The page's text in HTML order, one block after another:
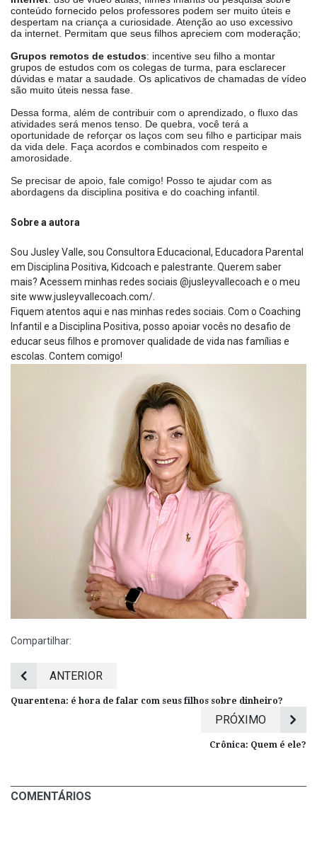
conteúdo fornecido pelos professores podem ser muito úteis e
despertam na criança a curiosidade. Atenção ao uso excessivo
da internet. Permitam que seus filhos apreciem com moderação;
Grupos remotos de estudos: incentive seu filho a montar
grupos de estudos com os colegas de turma, para esclarecer
dúvidas e matar a saudade. Os aplicativos de chamadas de vídeo
são muito úteis nessa fase.
Dessa forma, além de contribuir com o aprendizado, o fluxo das
atividades será menos tenso. De quebra, você terá a
oportunidade de reforçar os laços com seu filho e participar mais
da vida dele. Faça acordos e combinados com respeito e
amorosidade.
Se precisar de apoio, fale comigo! Posso te ajudar com as
abordagens da disciplina positiva e do coaching infantil.
Sobre a autora
Sou Jusley Valle, sou Consultora Educacional, Educadora Parental
em Disciplina Positiva, Kidcoach e palestrante. Querem saber
mais? Acessem minhas redes sociais @jusleyvallecoach e o meu
site www.jusleyvallecoach.com/.
Fiquem atentos aqui e nas minhas redes sociais. Com o Coaching
Infantil e a Disciplina Positiva, posso apoiar vocês no desafio de
educar seus filhos e promover qualidade de vida nas famílias e
escolas. Contem comigo!
Compartilhar:
ANTERIOR
Quarentena: é hora de falar com seus filhos sobre dinheiro?
PRÓXIMO
Crônica: Quem é ele?
COMENTÁRIOS